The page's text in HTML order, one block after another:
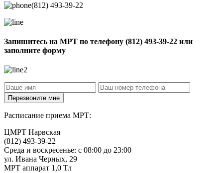
(812) 493-39-22
Запишитесь на МРТ по телефону (812) 493-39-22 или
заполните форму
Расписание приема МРТ:
ЦМРТ Нарвская
(812) 493-39-22
Среда и воскресенье: с 08:00 до 23:00
ул. Ивана Черных, 29
МРТ аппарат 1,0 Тл